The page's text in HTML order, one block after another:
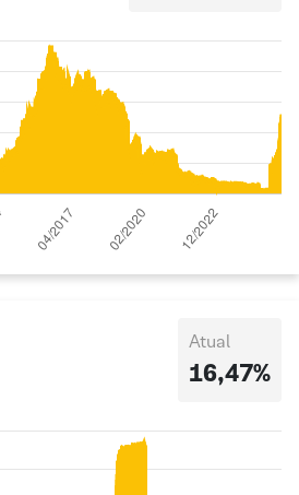
Atual
16,47%